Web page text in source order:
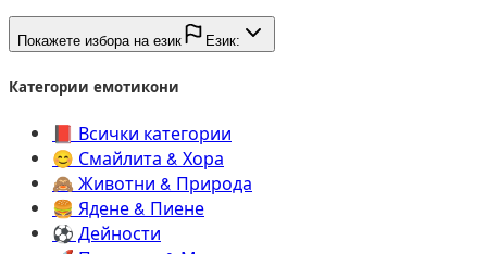
Покажете избора на език Език:
Категории емотикони
📕️ Всички категории
😊️ Смайлита & Хора
🙈️ Животни & Природа
🍔️ Ядене & Пиене
⚽️ Дейности